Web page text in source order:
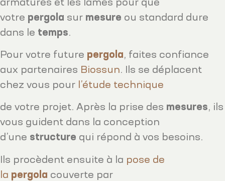
armatures et les lames pour que
votre pergola sur mesure ou standard dure
dans le temps.
Pour votre future pergola, faites confiance
aux partenaires Biossun. Ils se déplacent
chez vous pour l’étude technique
de votre projet. Après la prise des mesures, ils
vous guident dans la conception
d’une structure qui répond à vos besoins.
Ils procèdent ensuite à la pose de
la pergola couverte par